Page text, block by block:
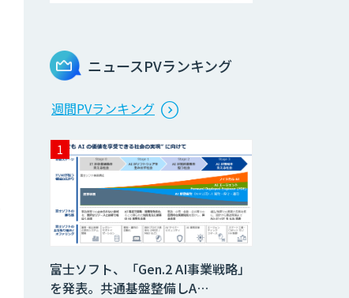
ニュースPVランキング
週間PVランキング
富士ソフト、「Gen.2 AI事業戦略」
を発表。共通基盤整備しA…